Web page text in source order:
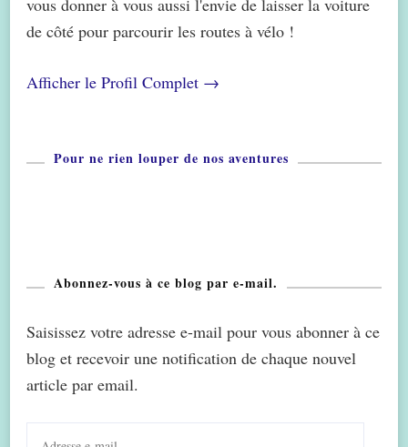
vous donner à vous aussi l'envie de laisser la voiture
de côté pour parcourir les routes à vélo !
Afficher le Profil Complet →
Pour ne rien louper de nos aventures
Abonnez-vous à ce blog par e-mail.
Saisissez votre adresse e-mail pour vous abonner à ce
blog et recevoir une notification de chaque nouvel
article par email.